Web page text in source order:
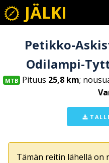
JÄLKI
Petikko-
Odilampi-
MTB Pituus 25,8 km;
Tämän reitin lähellä on